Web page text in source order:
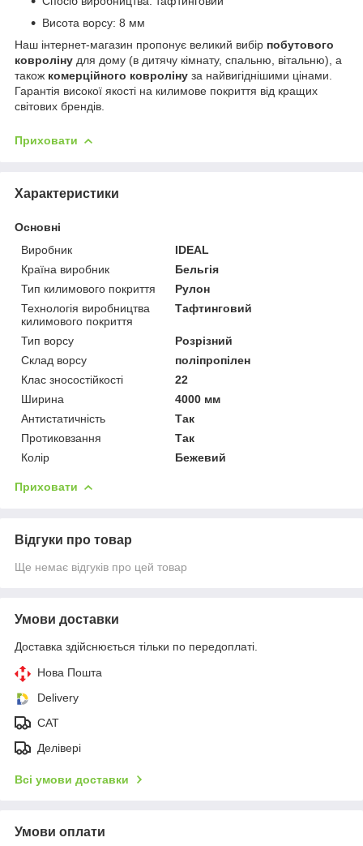
Висота ворсу: 8 мм
Наш інтернет-магазин пропонує великий вибір побутового
ковроліну для дому (в дитячу кімнату, спальню, вітальню), а
також комерційного ковроліну за найвигіднішими цінами.
Гарантія високої якості на килимове покриття від кращих
світових брендів.
Приховати
Характеристики
Основні
Виробник
IDEAL
Країна виробник
Бельгія
Тип килимового покриття
Рулон
Технологія виробництва
килимового покриття
Тафтинговий
Тип ворсу
Розрізний
Склад ворсу
поліпропілен
Клас зносостійкості
22
Ширина
4000 мм
Антистатичність
Так
Протиковзання
Так
Колір
Бежевий
Приховати
Відгуки про товар
Ще немає відгуків про цей товар
Умови доставки
Доставка здійснюється тільки по передоплаті.
Нова Пошта
Delivery
CAT
Делівері
Всі умови доставки
Умови оплати